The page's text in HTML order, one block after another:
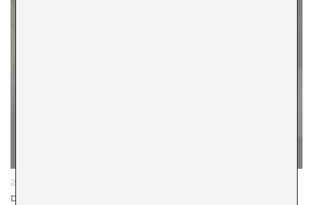
27/07/23
Dos colectivas para el verano en La Capella